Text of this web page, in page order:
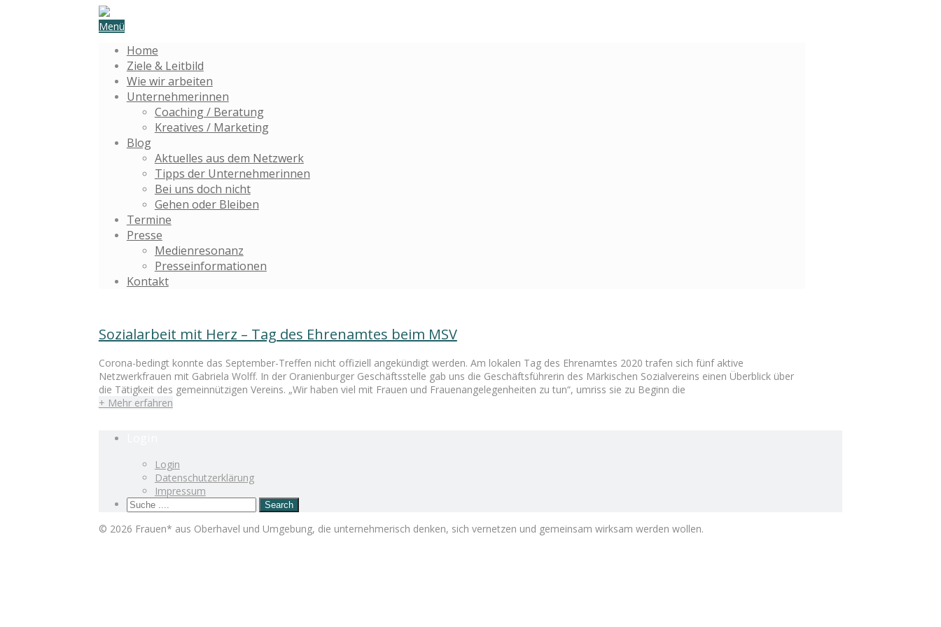
Menü
Home
Ziele & Leitbild
Wie wir arbeiten
Unternehmerinnen
Coaching / Beratung
Kreatives / Marketing
Blog
Aktuelles aus dem Netzwerk
Tipps der Unternehmerinnen
Bei uns doch nicht
Gehen oder Bleiben
Termine
Presse
Medienresonanz
Presseinformationen
Kontakt
Sozialarbeit mit Herz – Tag des Ehrenamtes beim MSV
Corona-bedingt konnte das September-Treffen nicht offiziell angekündigt werden. Am lokalen Tag des Ehrenamtes 2020 trafen sich fünf aktive
Netzwerkfrauen mit Gabriela Wolff. In der Oranienburger Geschäftsstelle gab uns die Geschäftsführerin des Märkischen Sozialvereins einen Überblick über
die Tätigkeit des gemeinnützigen Vereins. „Wir haben viel mit Frauen und Frauenangelegenheiten zu tun“, umriss sie zu Beginn die
+ Mehr erfahren
Login
Datenschutzerklärung
Impressum
© 2026 Frauen* aus Oberhavel und Umgebung, die unternehmerisch denken, sich vernetzen und gemeinsam wirksam werden wollen.